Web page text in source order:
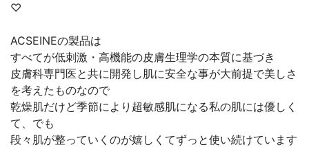
♡
ACSEINEの製品は
すべてが低刺激・高機能の皮膚生理学の本質に基づき
皮膚科専門医と共に開発し肌に安全な事が大前提で美しさ
を考えたものなので
乾燥肌だけど季節により超敏感肌になる私の肌には優しく
て、でも
段々肌が整っていくのが嬉しくてずっと使い続けています